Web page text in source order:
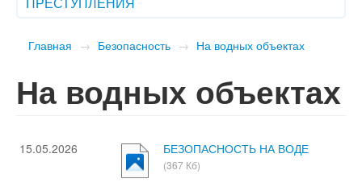
Главная → Безопасность → На водных объектах
На водных объектах
15.05.2026 БЕЗОПАСНОСТЬ НА ВОДЕ
(367 Кб)